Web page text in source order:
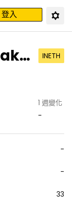
登入
INETH
1 週變化
-
-
-
33